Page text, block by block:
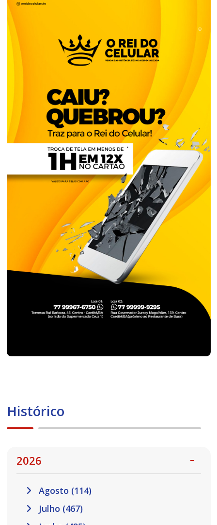
Histórico
2026
Agosto (114)
Julho (467)